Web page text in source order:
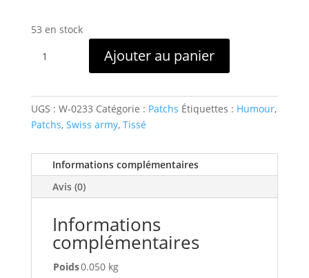
53 en stock
Insignes
d'Arme
–
Troupe
blindée
Ajouter au panier
UGS : W-0233 Catégorie : Patchs Étiquettes : Humour,
Patchs, Swiss army, Tissé
Informations complémentaires
Avis (0)
Informations
complémentaires
Poids0.050 kg